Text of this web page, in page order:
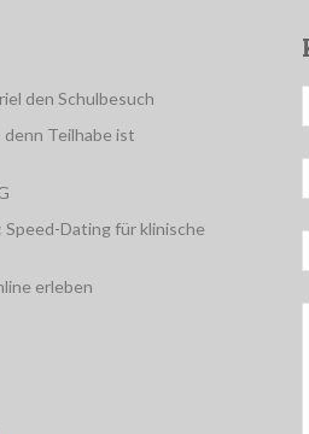
den Schulbesuch
Teilhabe ist
Dating für klinische
erleben